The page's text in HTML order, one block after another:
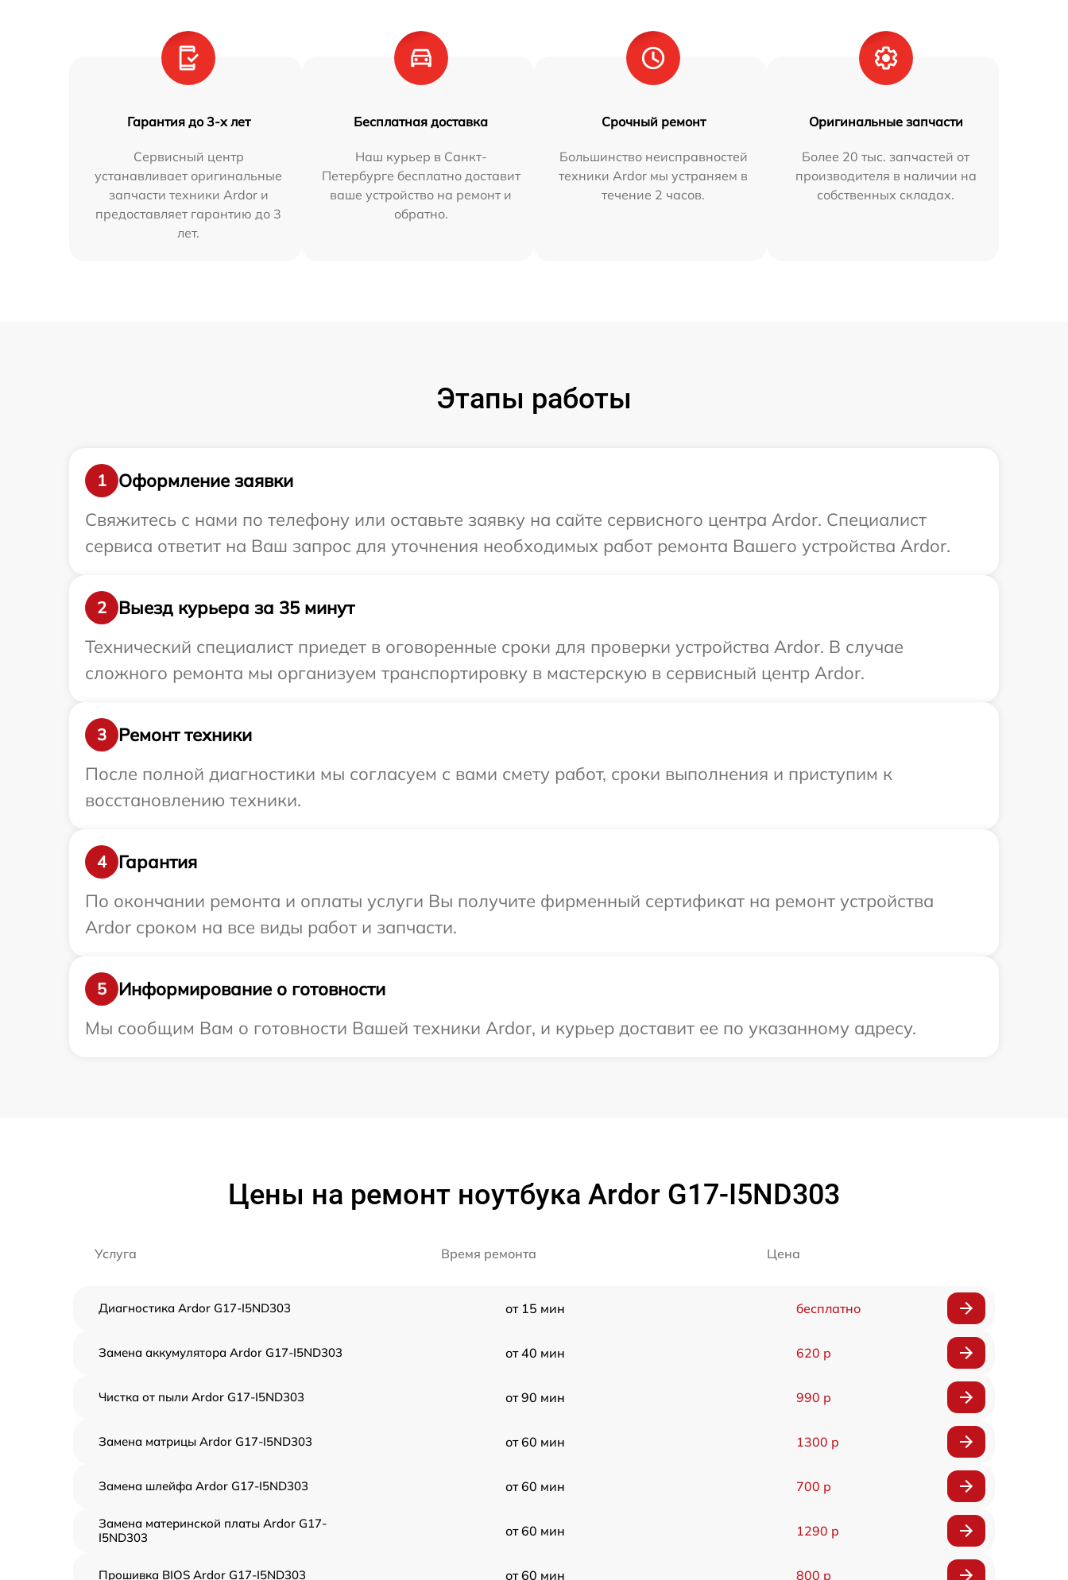
Гарантия до 3-х лет
Сервисный центр
устанавливает оригинальные
запчасти техники Ardor и
предоставляет гарантию до 3
лет.
Бесплатная доставка
Наш курьер в Санкт-
Петербурге бесплатно доставит
ваше устройство на ремонт и
обратно.
Срочный ремонт
Большинство неисправностей
техники Ardor мы устраняем в
течение 2 часов.
Оригинальные запчасти
Более 20 тыс. запчастей от
производителя в наличии на
собственных складах.
Этапы работы
1
Оформление заявки
Свяжитесь с нами по телефону или оставьте заявку на сайте сервисного центра Ardor. Специалист
сервиса ответит на Ваш запрос для уточнения необходимых работ ремонта Вашего устройства Ardor.
2
Выезд курьера за 35 минут
Технический специалист приедет в оговоренные сроки для проверки устройства Ardor. В случае
сложного ремонта мы организуем транспортировку в мастерскую в сервисный центр Ardor.
3
Ремонт техники
После полной диагностики мы согласуем с вами смету работ, сроки выполнения и приступим к
восстановлению техники.
4
Гарантия
По окончании ремонта и оплаты услуги Вы получите фирменный сертификат на ремонт устройства
Ardor сроком на все виды работ и запчасти.
5
Информирование о готовности
Мы сообщим Вам о готовности Вашей техники Ardor, и курьер доставит ее по указанному адресу.
Цены на ремонт ноутбука Ardor G17-I5ND303
Услуга Время ремонта Цена
Диагностика Ardor G17-I5ND303 от 15 мин бесплатно
Замена аккумулятора Ardor G17-I5ND303 от 40 мин 620 р
Чистка от пыли Ardor G17-I5ND303 от 90 мин 990 р
Замена матрицы Ardor G17-I5ND303 от 60 мин 1300 р
Замена шлейфа Ardor G17-I5ND303 от 60 мин 700 р
Замена материнской платы Ardor G17-
I5ND303
от 60 мин 1290 р
Прошивка BIOS Ardor G17-I5ND303 от 60 мин 800 р